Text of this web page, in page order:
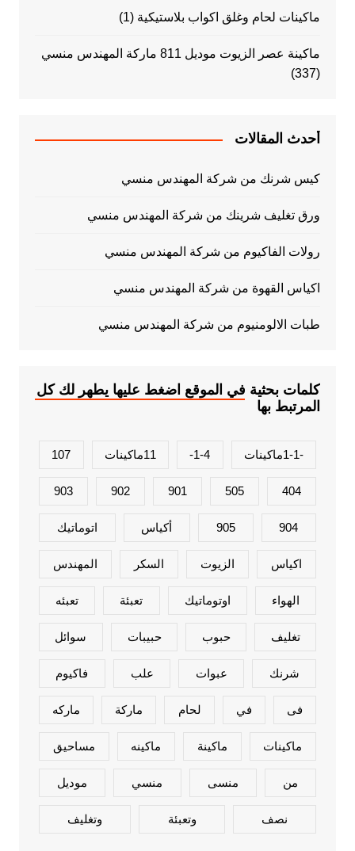
ماكينات لحام وغلق اكواب بلاستيكية (1)
ماكينة عصر الزيوت موديل 811 ماركة المهندس منسي
(337)
أحدث المقالات
كيس شرنك من شركة المهندس منسي
ورق تغليف شرينك من شركة المهندس منسي
رولات الفاكيوم من شركة المهندس منسي
اكياس القهوة من شركة المهندس منسي
طبات الالومنيوم من شركة المهندس منسي
كلمات بحثية في الموقع اضغط عليها يطهر لك كل
المرتبط بها
-1-1ماكينات 1-4- 11ماكينات 107
404
505
901
902
903
904
905 أكياس اتوماتيك
اكياس الزيوت السكر المهندس
الهواء اوتوماتيك تعبئة تعبئه
تغليف حبوب حبيبات سوائل
شرنك عبوات علب فاكيوم
فى في لحام ماركة ماركه
ماكينات ماكينة ماكينه مساحيق
من منسى منسي موديل
نصف وتعبئة وتغليف